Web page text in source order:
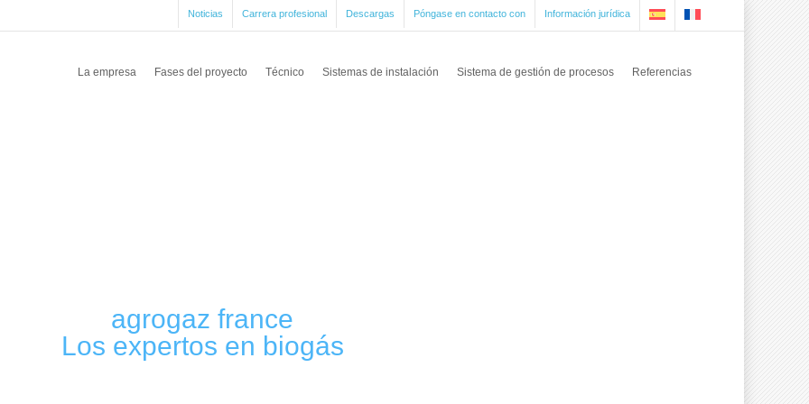
Noticias Carrera profesional Descargas Póngase en contacto con Información jurídica
La empresa Fases del proyecto Técnico Sistemas de instalación Sistema de gestión de procesos Referencias
agrogaz france
Los expertos en biogás